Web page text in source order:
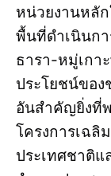
หน่วยงานหลั
พื้นที่ดำเนินก
ธารา-หมู่เกา
ประโยชน์ของ
อันสำคัญยิ่งที่
โครงการเฉลิ
ประเทศชาติ